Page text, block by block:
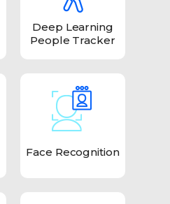
Deep Learning
People Tracker
Face Recognition